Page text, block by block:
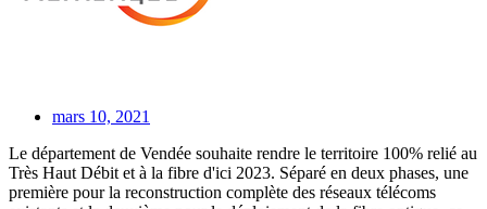
mars 10, 2021
Le département de Vendée souhaite rendre le territoire 100% relié au
Très Haut Débit et à la fibre d'ici 2023. Séparé en deux phases, une
première pour la reconstruction complète des réseaux télécoms